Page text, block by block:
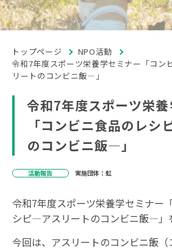
トップページ
NPO活動
令和7年度スポーツ栄養学セミナー「コ
リートのコンビニ飯―」
令和7年度スポーツ栄
「コンビニ食品のレ
のコンビニ飯―」
活動報告 実施団体：虹
令和7年度スポーツ栄養学セミナー
シピ―アスリートのコンビニ飯―
今回は、アスリートのコンビニ飯（